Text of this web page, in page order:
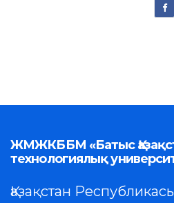
ЖМЖКББМ «Батыс
технологиялық
Қазақстан